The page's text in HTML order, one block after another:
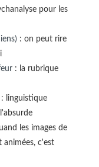
pour les
: on peut rire
: la rubrique
linguistique
les images de
animées, c'est